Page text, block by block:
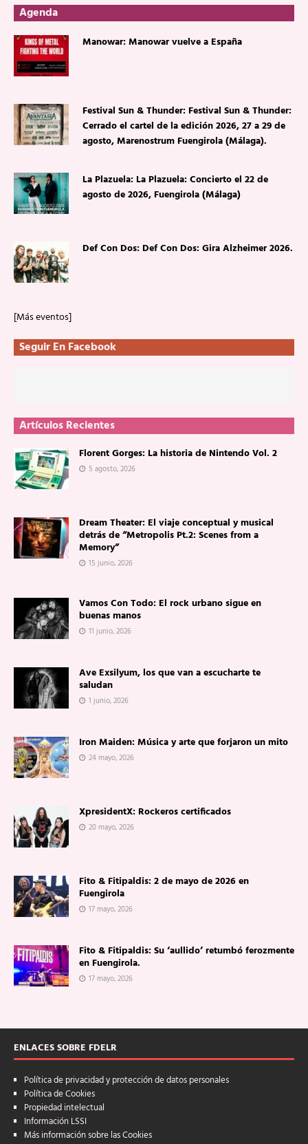
Agenda
Manowar: Manowar vuelve a España
Festival Sun & Thunder: Festival Sun & Thunder:
Cerrado el cartel de la edición 2026, 27 a 29 de
agosto, Marenostrum Fuengirola (Málaga).
La Plazuela: La Plazuela: Concierto el 22 de
agosto de 2026, Fuengirola (Málaga)
Def Con Dos: Def Con Dos: Gira Alzheimer 2026.
[Más eventos]
Seguir En Facebook
Artículos Recientes
Florent Gorges: La historia de Nintendo Vol. 2
5 agosto, 2026
Dream Theater: El viaje conceptual y musical
detrás de “Metropolis Pt.2: Scenes from a
Memory”
15 junio, 2026
Vamos Con Todo: El rock urbano sigue en
buenas manos
11 junio, 2026
Ave Exsilyum, los que van a escucharte te
saludan
1 junio, 2026
Iron Maiden: Música y arte que forjaron un mito
24 mayo, 2026
XpresidentX: Rockeros certificados
20 mayo, 2026
Fito & Fitipaldis: 2 de mayo de 2026 en
Fuengirola
17 mayo, 2026
Fito & Fitipaldis: Su ‘aullido’ retumbó ferozmente
en Fuengirola.
17 mayo, 2026
ENLACES SOBRE FDELR
Política de privacidad y protección de datos personales
Política de Cookies
Propiedad intelectual
Información LSSI
Más información sobre las Cookies